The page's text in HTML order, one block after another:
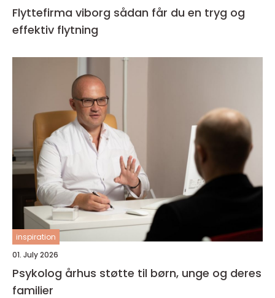
Flyttefirma viborg sådan får du en tryg og
effektiv flytning
inspiration
01. July 2026
Psykolog århus støtte til børn, unge og deres
familier